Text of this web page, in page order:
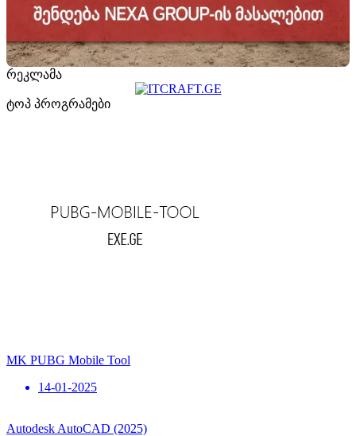
რეკლამა
ტოპ პროგრამები
MK PUBG Mobile Tool
14-01-2025
Autodesk AutoCAD (2025)